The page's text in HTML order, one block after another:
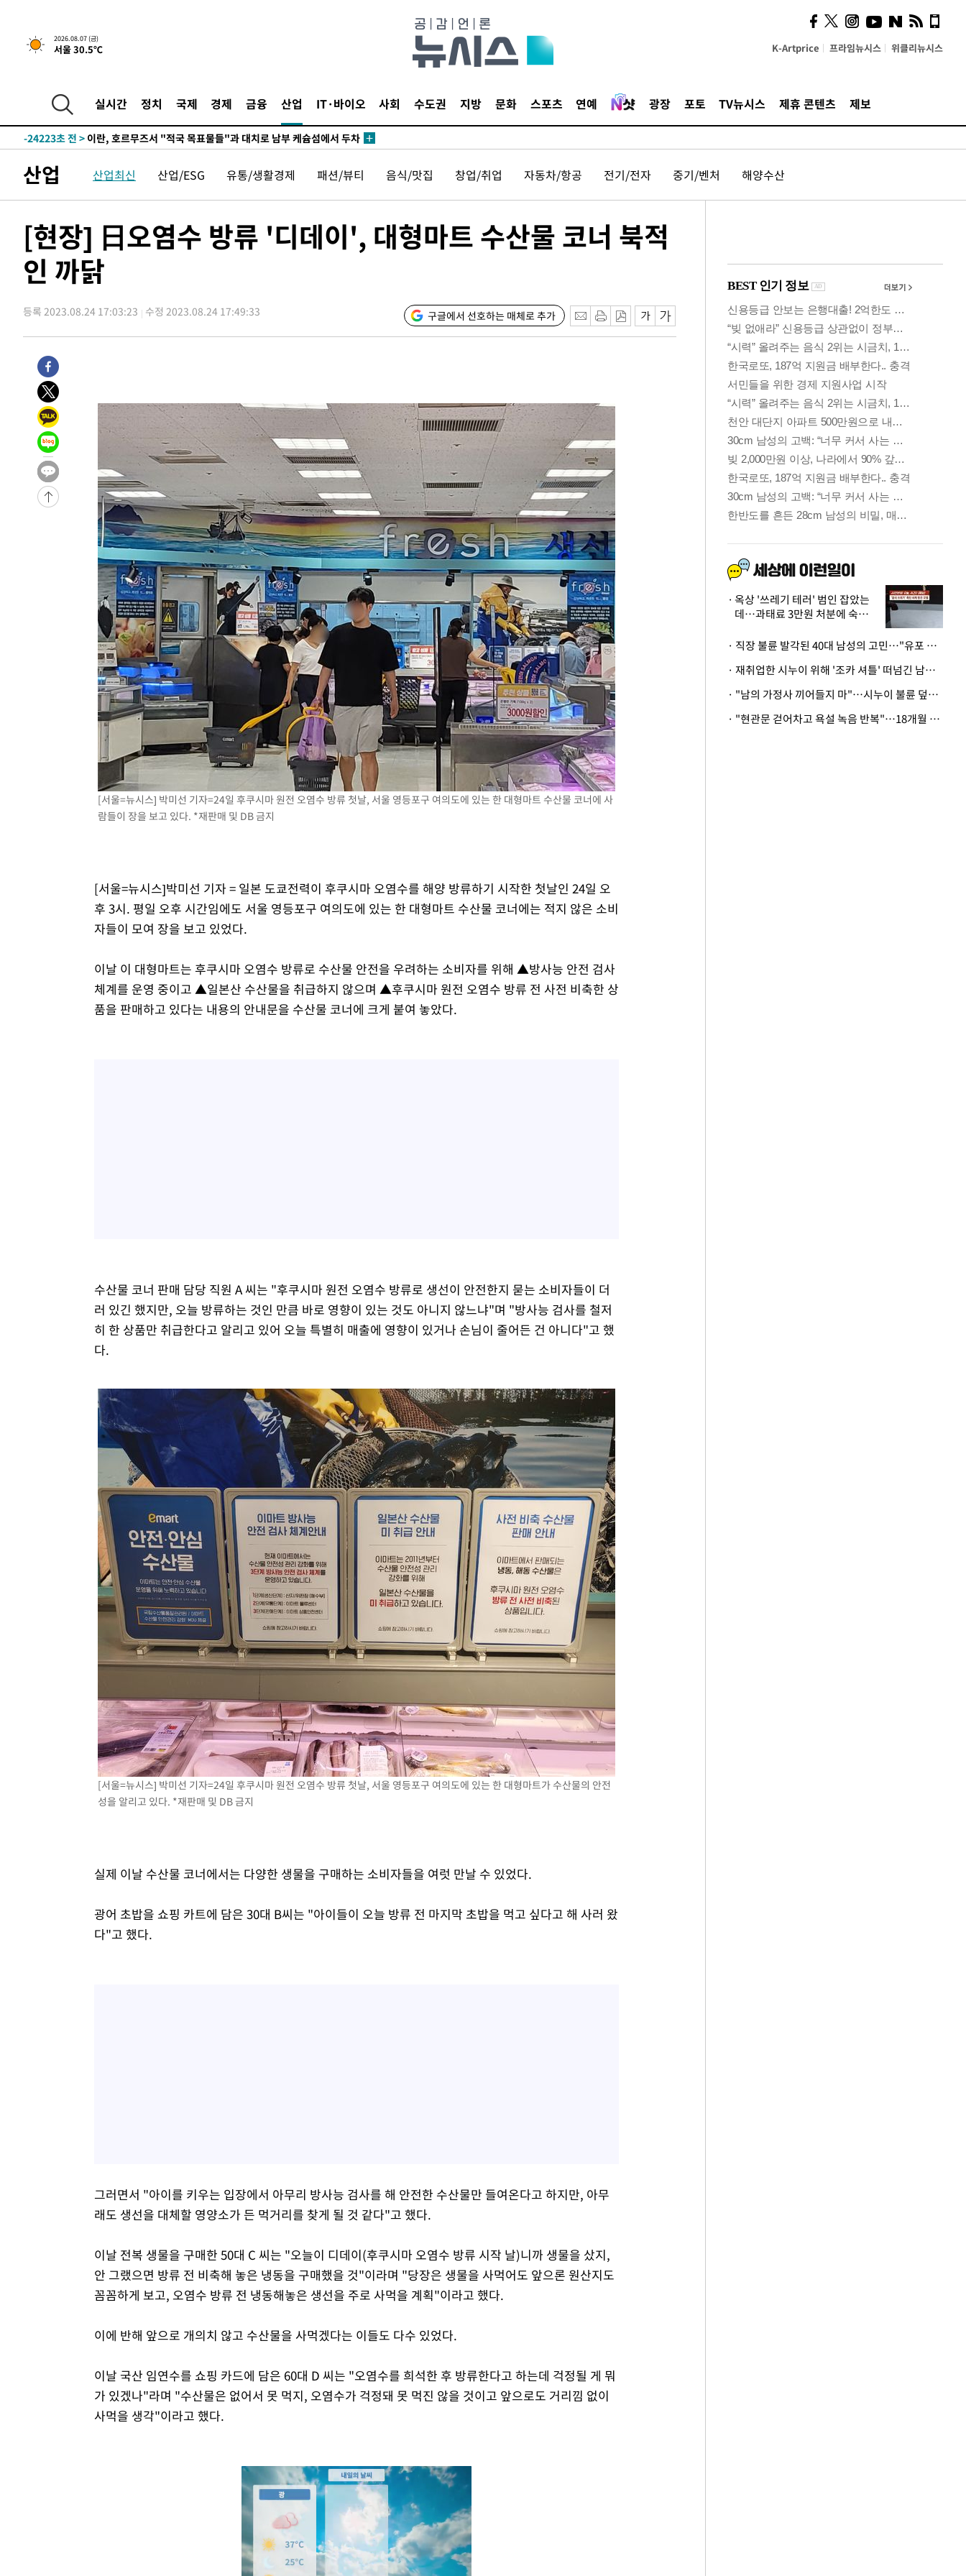
2026.08.07 (금)
서울 30.5℃ K-Artprice 프라임뉴시스 위클리뉴시스
실시간 정치 국제 경제 금융 산업 IT·바이오 사회 수도권 지방 문화 스포츠 연예 광장 포토 TV뉴시스 제휴 콘텐츠 제보
-29961초 전 >
-29259초 전 >
입추에도 극한더위…서울 낮 39도 '폭염중대경보'
-24223초 전 >
이란, 호르무즈서 "적국 목표물들"과 대치로 남부 케슘섬에서 두차
례 큰 폭발음
-22938초 전 >[속보]美, 폴리실리콘 수입 규제…파생제품 15% 관세, 120일 후
발효
-21089초 전 >
[속보]트럼프, 美 원정출산 금지 행정명령 서명
태-29279초 전 >입추에도 극한더위…서울 낮 39도 '폭염중대경보'
-24243초 전 >이란, 호르무즈서 "적국 목표물들"과 대치로 남부 케슘섬에서 두차
례 큰 폭발음
-22958초 전 >[속보]美, 폴리실리콘 수입 규제…파생제품 15% 관세, 120일 후
-18809초 전 >[속보] 뉴욕증시, 일제 하락 마감…나스닥 0.06%↓
산업 산업최신 산업/ESG 유통/생활경제 패션/뷰티 음식/맛집 창업/취업 자동차/항공 전기/전자 중기/벤처 해양수산
[현장] 日오염수 방류 '디데이', 대형마트 수산물 코너 북적
인 까닭
등록 2023.08.24 17:03:23 수정 2023.08.24 17:49:33 구글에서 선호하는 매체로 추가
[서울=뉴시스] 박미선 기자=24일 후쿠시마 원전 오염수 방류 첫날, 서울 영등포구 여의도에 있는 한 대형마트 수산물 코너에 사
람들이 장을 보고 있다. *재판매 및 DB 금지
[서울=뉴시스]박미선 기자 = 일본 도쿄전력이 후쿠시마 오염수를 해양 방류하기 시작한 첫날인 24일 오
후 3시. 평일 오후 시간임에도 서울 영등포구 여의도에 있는 한 대형마트 수산물 코너에는 적지 않은 소비
자들이 모여 장을 보고 있었다.
이날 이 대형마트는 후쿠시마 오염수 방류로 수산물 안전을 우려하는 소비자를 위해 ▲방사능 안전 검사
체계를 운영 중이고 ▲일본산 수산물을 취급하지 않으며 ▲후쿠시마 원전 오염수 방류 전 사전 비축한 상
품을 판매하고 있다는 내용의 안내문을 수산물 코너에 크게 붙여 놓았다.
수산물 코너 판매 담당 직원 A 씨는 "후쿠시마 원전 오염수 방류로 생선이 안전한지 묻는 소비자들이 더
러 있긴 했지만, 오늘 방류하는 것인 만큼 바로 영향이 있는 것도 아니지 않느냐"며 "방사능 검사를 철저
히 한 상품만 취급한다고 알리고 있어 오늘 특별히 매출에 영향이 있거나 손님이 줄어든 건 아니다"고 했
다.
[서울=뉴시스] 박미선 기자=24일 후쿠시마 원전 오염수 방류 첫날, 서울 영등포구 여의도에 있는 한 대형마트가 수산물의 안전
성을 알리고 있다. *재판매 및 DB 금지
실제 이날 수산물 코너에서는 다양한 생물을 구매하는 소비자들을 여럿 만날 수 있었다.
광어 초밥을 쇼핑 카트에 담은 30대 B씨는 "아이들이 오늘 방류 전 마지막 초밥을 먹고 싶다고 해 사러 왔
다"고 했다.
그러면서 "아이를 키우는 입장에서 아무리 방사능 검사를 해 안전한 수산물만 들여온다고 하지만, 아무
래도 생선을 대체할 영양소가 든 먹거리를 찾게 될 것 같다"고 했다.
이날 전복 생물을 구매한 50대 C 씨는 "오늘이 디데이(후쿠시마 오염수 방류 시작 날)니까 생물을 샀지,
안 그랬으면 방류 전 비축해 놓은 냉동을 구매했을 것"이라며 "당장은 생물을 사먹어도 앞으론 원산지도
꼼꼼하게 보고, 오염수 방류 전 냉동해놓은 생선을 주로 사먹을 계획"이라고 했다.
이에 반해 앞으로 개의치 않고 수산물을 사먹겠다는 이들도 다수 있었다.
이날 국산 임연수를 쇼핑 카드에 담은 60대 D 씨는 "오염수를 희석한 후 방류한다고 하는데 걱정될 게 뭐
가 있겠나"라며 "수산물은 없어서 못 먹지, 오염수가 걱정돼 못 먹진 않을 것이고 앞으로도 거리낌 없이
사먹을 생각"이라고 했다.
시, 스마트폰 액세서리에
NFC 더했다
옥상 '쓰레기 테러' 범인 잡았는
데…과태료 3만원 처분에 숙박업
· 직장 불륜 발각된 40대 남성의 고민…"유포 동료 명예훼손·협박죄 고소 가능할까"
· 재취업한 시누이 위해 '조카 셔틀' 떠넘긴 남편…아내 "난 못한다"
· "남의 가정사 끼어들지 마"…시누이 불륜 덮으려는 남편에 억울한 아내
· "현관문 걷어차고 욕설 녹음 반복"…18개월 아기 키우는 집 뒤흔든 '앞집의 비극'